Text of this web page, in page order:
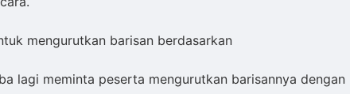
mengurutkan barisan berdasarkan
lagi meminta peserta mengurutkan barisannya dengan